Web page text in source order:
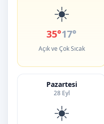
☀️
35°17°
Açık ve Çok Sıcak
Pazartesi
28 Eyl
☀️